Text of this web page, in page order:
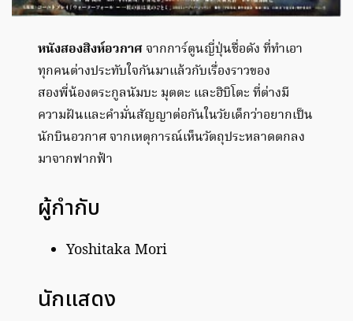
หนังสองสิงห์อวกาศจากการ์ตูนญี่ปุ่นชื่อดัง ที่ทำเอา
ทุกคนต่างประทับใจกันมาแล้วกับเรื่องราวของ
สองพี่น้องตระกูลนัมบะ มุตตะ และฮิบิโตะ ที่ต่างมี
ความฝันและคำมั่นสัญญาต่อกันในวัยเด็กว่าอยากเป็น
นักบินอวกาศ จากเหตุการณ์เห็นวัตถุประหลาดตกลง
มาจากฟากฟ้า
ผู้กำกับ
Yoshitaka Mori
นักแสดง